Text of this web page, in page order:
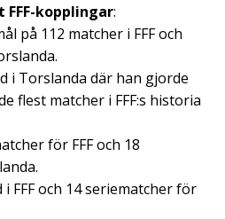
kopplingar:
på 112 matcher i FFF och
i Torslanda där han gjorde
flest matcher i FFF:s historia
för FFF och 18
FFF och 14 seriematcher för